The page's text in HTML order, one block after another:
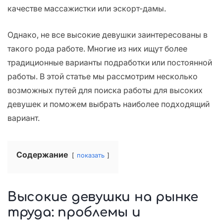
качестве массажистки или эскорт-дамы.
Однако, не все высокие девушки заинтересованы в
такого рода работе. Многие из них ищут более
традиционные варианты подработки или постоянной
работы. В этой статье мы рассмотрим несколько
возможных путей для поиска работы для высоких
девушек и поможем выбрать наиболее подходящий
вариант.
Содержание показать
Высокие девушки на рынке
труда: проблемы и